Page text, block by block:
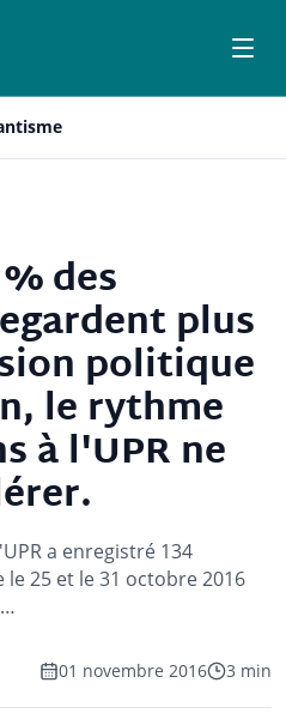
des
plus
politique
le rythme
à l'UPR ne
a enregistré 134
25 et le 31 octobre 2016
01 novembre 2016 3 min